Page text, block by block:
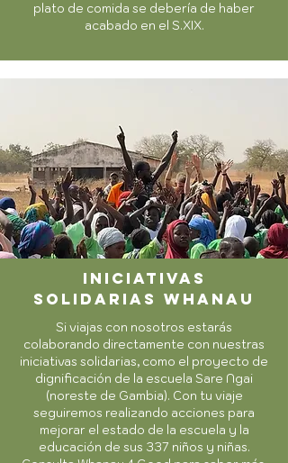
plato de comida se debería de haber
acabado en el S.XIX.
iniciativas
solidarias whanau
Si viajas con nosotros estarás
colaborando directamente con nuestras
iniciativas solidarias, como el proyecto de
dignificación de la escuela Sare Ngai
(noreste de Gambia). Con tu viaje
seguiremos realizando acciones para
mejorar el estado de la escuela y la
educación de sus 337 niños y niñas.